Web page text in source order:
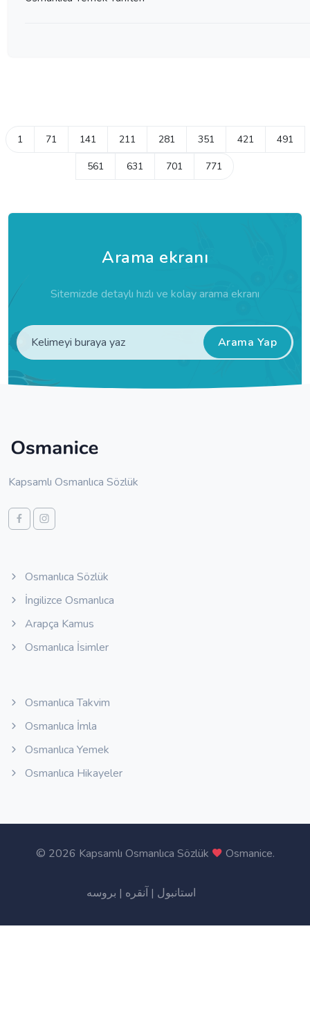
1 71 141 211 281 351 421 491
561 631 701 771
Arama ekranı
Sitemizde detaylı hızlı ve kolay arama ekranı
Arama Yap
Kapsamlı Osmanlıca Sözlük
Osmanlıca Sözlük
İngilizce Osmanlıca
Arapça Kamus
Osmanlıca İsimler
Osmanlıca Takvim
Osmanlıca İmla
Osmanlıca Yemek
Osmanlıca Hikayeler
© 2026 Kapsamlı Osmanlıca Sözlük Osmanice.
استانبول | آنقره | بروسه